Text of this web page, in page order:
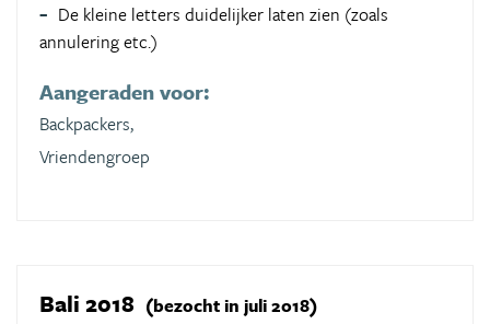
De kleine letters duidelijker laten zien (zoals
annulering etc.)
Aangeraden voor:
Backpackers,
Vriendengroep
Bali 2018 (bezocht in juli 2018)